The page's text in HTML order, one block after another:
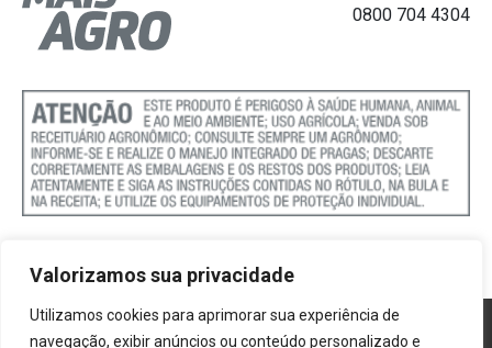
Valorizamos sua privacidade
Utilizamos cookies para aprimorar sua experiência de
navegação, exibir anúncios ou conteúdo personalizado e
0800 704 4304
Política de Cookies